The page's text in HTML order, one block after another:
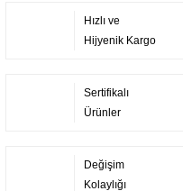
Hızlı ve
Hijyenik Kargo
Sertifikalı
Ürünler
Değişim
Kolaylığı